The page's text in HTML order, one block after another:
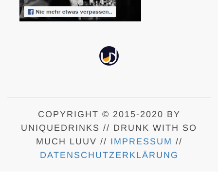
COPYRIGHT © 2015-2020 BY
UNIQUEDRINKS // DRUNK WITH SO
MUCH LUUV // IMPRESSUM //
DATENSCHUTZERKLÄRUNG